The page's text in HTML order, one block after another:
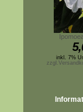
inkl. 7%